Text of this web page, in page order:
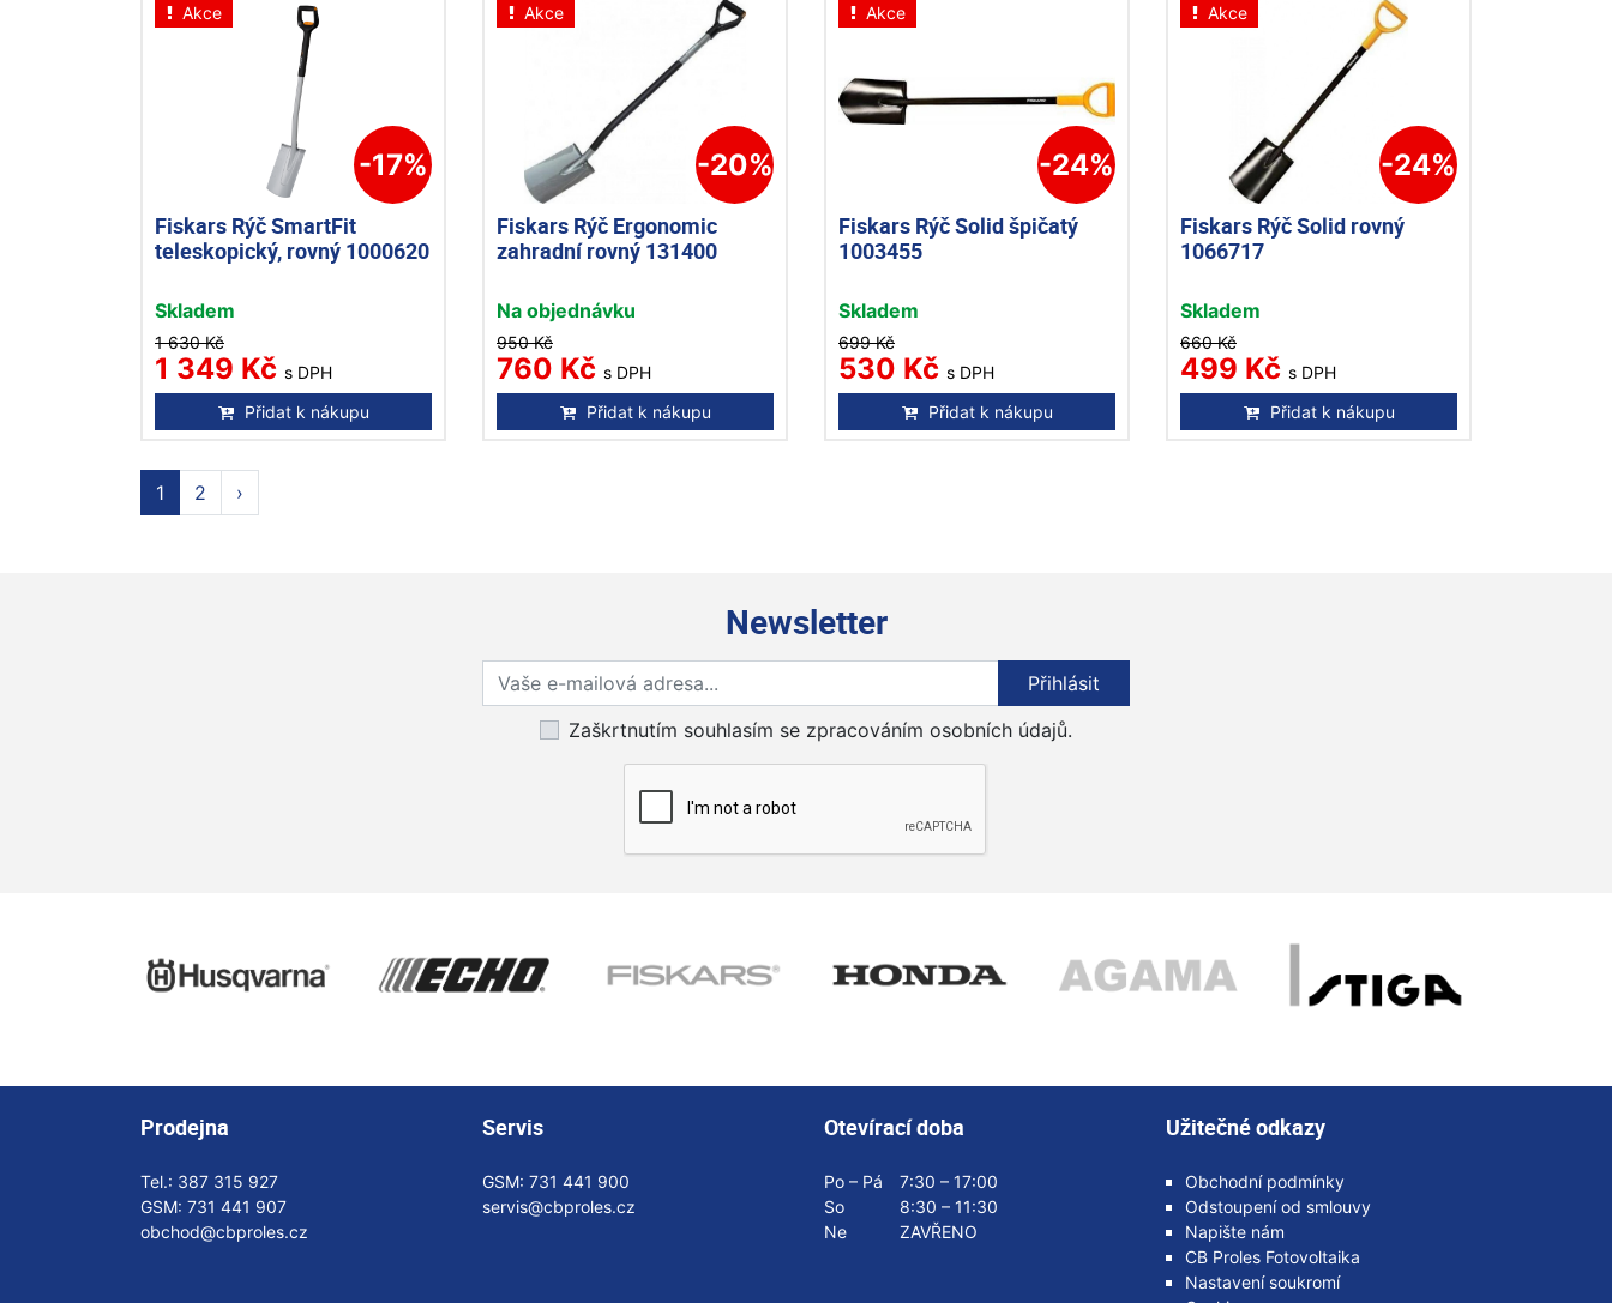
Akce
-17%
Fiskars Rýč SmartFit
teleskopický, rovný 1000620
Skladem
1 630 Kč
1 349 Kč s DPH
Přidat k nákupu
Akce
-20%
Fiskars Rýč Ergonomic
zahradní rovný 131400
Na objednávku
950 Kč
760 Kč s DPH
Přidat k nákupu
Akce
-24%
Fiskars Rýč Solid špičatý
1003455
Skladem
699 Kč
530 Kč s DPH
Přidat k nákupu
Akce
-24%
Fiskars Rýč Solid rovný
1066717
Skladem
660 Kč
499 Kč s DPH
Přidat k nákupu
1 2 ›
Newsletter
Přihlaste se k odběru novinek
Přihlásit
Zaškrtnutím souhlasím se zpracováním osobních údajů.
Prodejna
Tel.: 387 315 927
GSM: 731 441 907
obchod@cbproles.cz
Servis
GSM: 731 441 900
servis@cbproles.cz
Otevírací doba
Po – Pá
7:30 – 17:00
So
8:30 – 11:30
Ne
ZAVŘENO
Užitečné odkazy
Obchodní podmínky
Odstoupení od smlouvy
Napište nám
CB Proles Fotovoltaika
Nastavení soukromí